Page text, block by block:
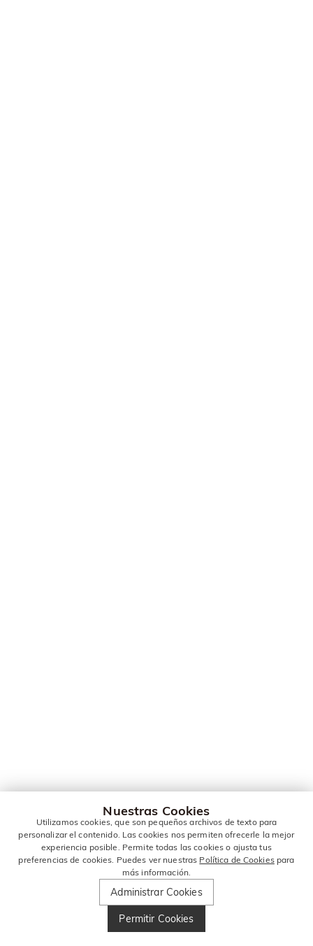
Nuestras Cookies
Utilizamos cookies, que son pequeños archivos de texto para
personalizar el contenido. Las cookies nos permiten ofrecerle la mejor
experiencia posible. Permite todas las cookies o ajusta tus
preferencias de cookies. Puedes ver nuestras Política de Cookiespara
más información.
Administrar Cookies
Permitir Cookies